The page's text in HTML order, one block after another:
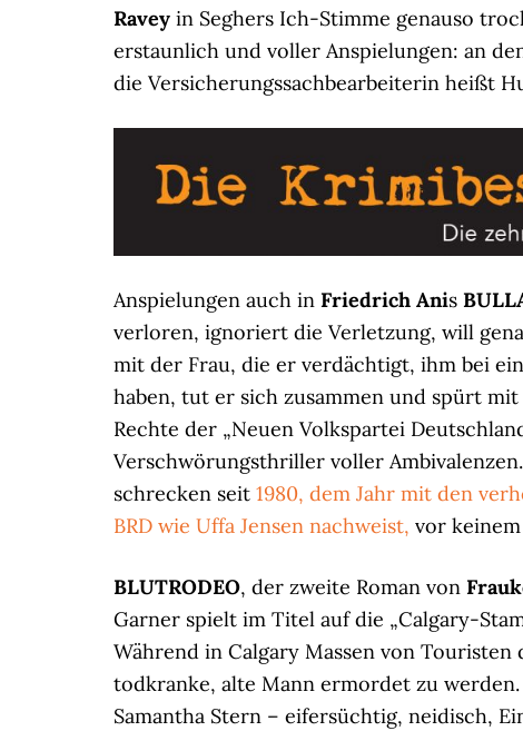
Ravey in Seghers Ich-Stimme genauso
erstaunlich und voller Anspielungen: an
die Versicherungssachbearbeiterin heißt
Anspielungen auch in Friedrich Anis
verloren, ignoriert die Verletzung, will
mit der Frau, die er verdächtigt, ihm bei
haben, tut er sich zusammen und spürt
Rechte der „Neuen Volkspartei
Verschwörungsthriller voller
schrecken seit 1980, dem Jahr mit den
BRD wie Uffa Jensen nachweist, vor
BLUTRODEO, der zweite Roman von
Garner spielt im Titel auf die „Calgary-
Während in Calgary Massen von
todkranke, alte Mann ermordet zu
Samantha Stern – eifersüchtig, neidisch,